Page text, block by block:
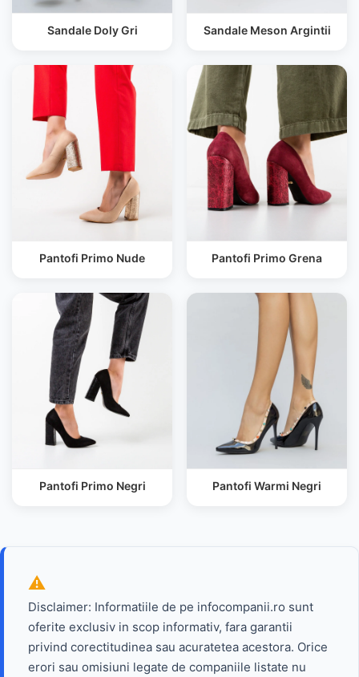
Sandale Doly Gri Sandale Meson Argintii
Pantofi Primo Nude Pantofi Primo Grena
Pantofi Primo Negri Pantofi Warmi Negri
Disclaimer: Informatiile de pe infocompanii.ro sunt
oferite exclusiv in scop informativ, fara garantii
privind corectitudinea sau acuratetea acestora. Orice
erori sau omisiuni legate de companiile listate nu